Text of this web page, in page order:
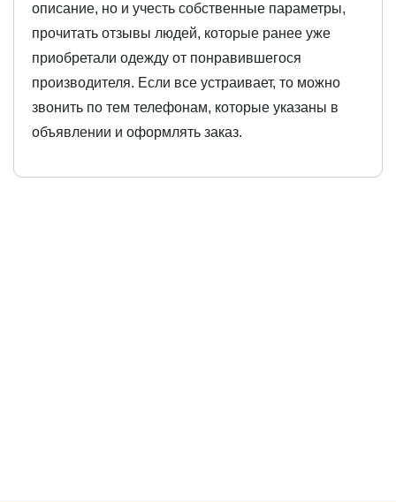
описание, но и учесть собственные параметры,
прочитать отзывы людей, которые ранее уже
приобретали одежду от понравившегося
производителя. Если все устраивает, то можно
звонить по тем телефонам, которые указаны в
объявлении и оформлять заказ.